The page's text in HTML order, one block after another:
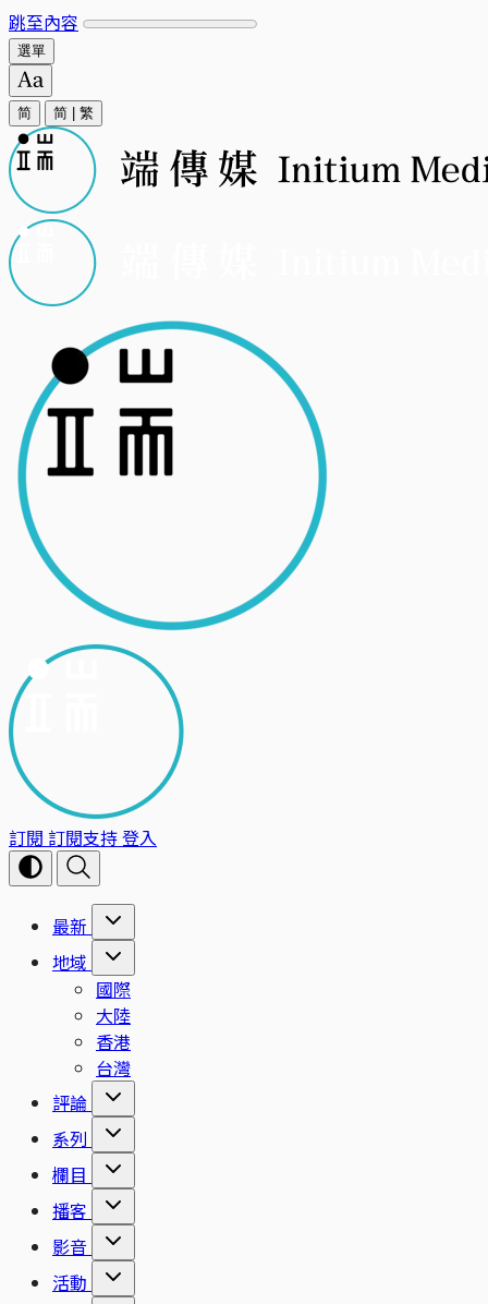
跳至內容
選單
简 简 繁
訂閱 訂閱支持登入
最新
地域
國際
大陸
香港
台灣
評論
系列
欄目
播客
影音
活動